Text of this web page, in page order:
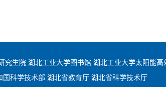
究生院 湖北工业大学图书馆 湖北工业大学太阳能
国科学技术部 湖北省教育厅 湖北省科学技术厅